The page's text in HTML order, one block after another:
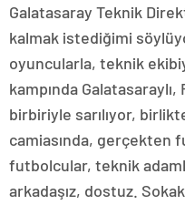
Galatasaray Teknik
kalmak istediğimi
oyuncularla, teknik
kampında
birbiriyle sarılıyor,
camiasında, gerçekten
futbolcular, teknik
arkadaşız, dostuz.